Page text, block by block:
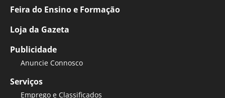
Feira do Ensino e Formação
Loja da Gazeta
Publicidade
Anuncie Connosco
Serviços
Emprego e Classificados